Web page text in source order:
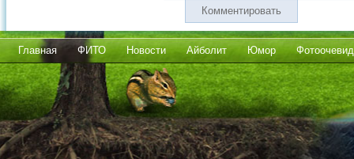
Комментировать
Главная ФИТО Новости Айболит Юмор